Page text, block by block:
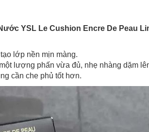
YSL Le Cushion Encre De Peau
lớp nền mịn màng.
lượng phấn vừa đủ, nhẹ nhàng dặm
cần che phủ tốt hơn.
Cách sử dụng:
Truy cập trang thanh toán và sử
mã.
LẤY